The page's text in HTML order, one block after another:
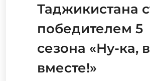
Таджикистана
победителем 5
сезона «Ну-ка,
вместе!»